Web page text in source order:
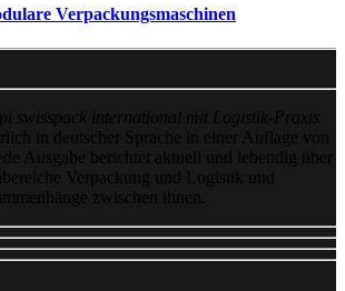
Verpackungsmaschinen
swisspack international mit Logistik-Praxis
in deutscher Sprache in einer Auflage von
Ausgabe berichtet aktuell und lebendig über
Verpackung und Logistik und
zwischen ihnen.